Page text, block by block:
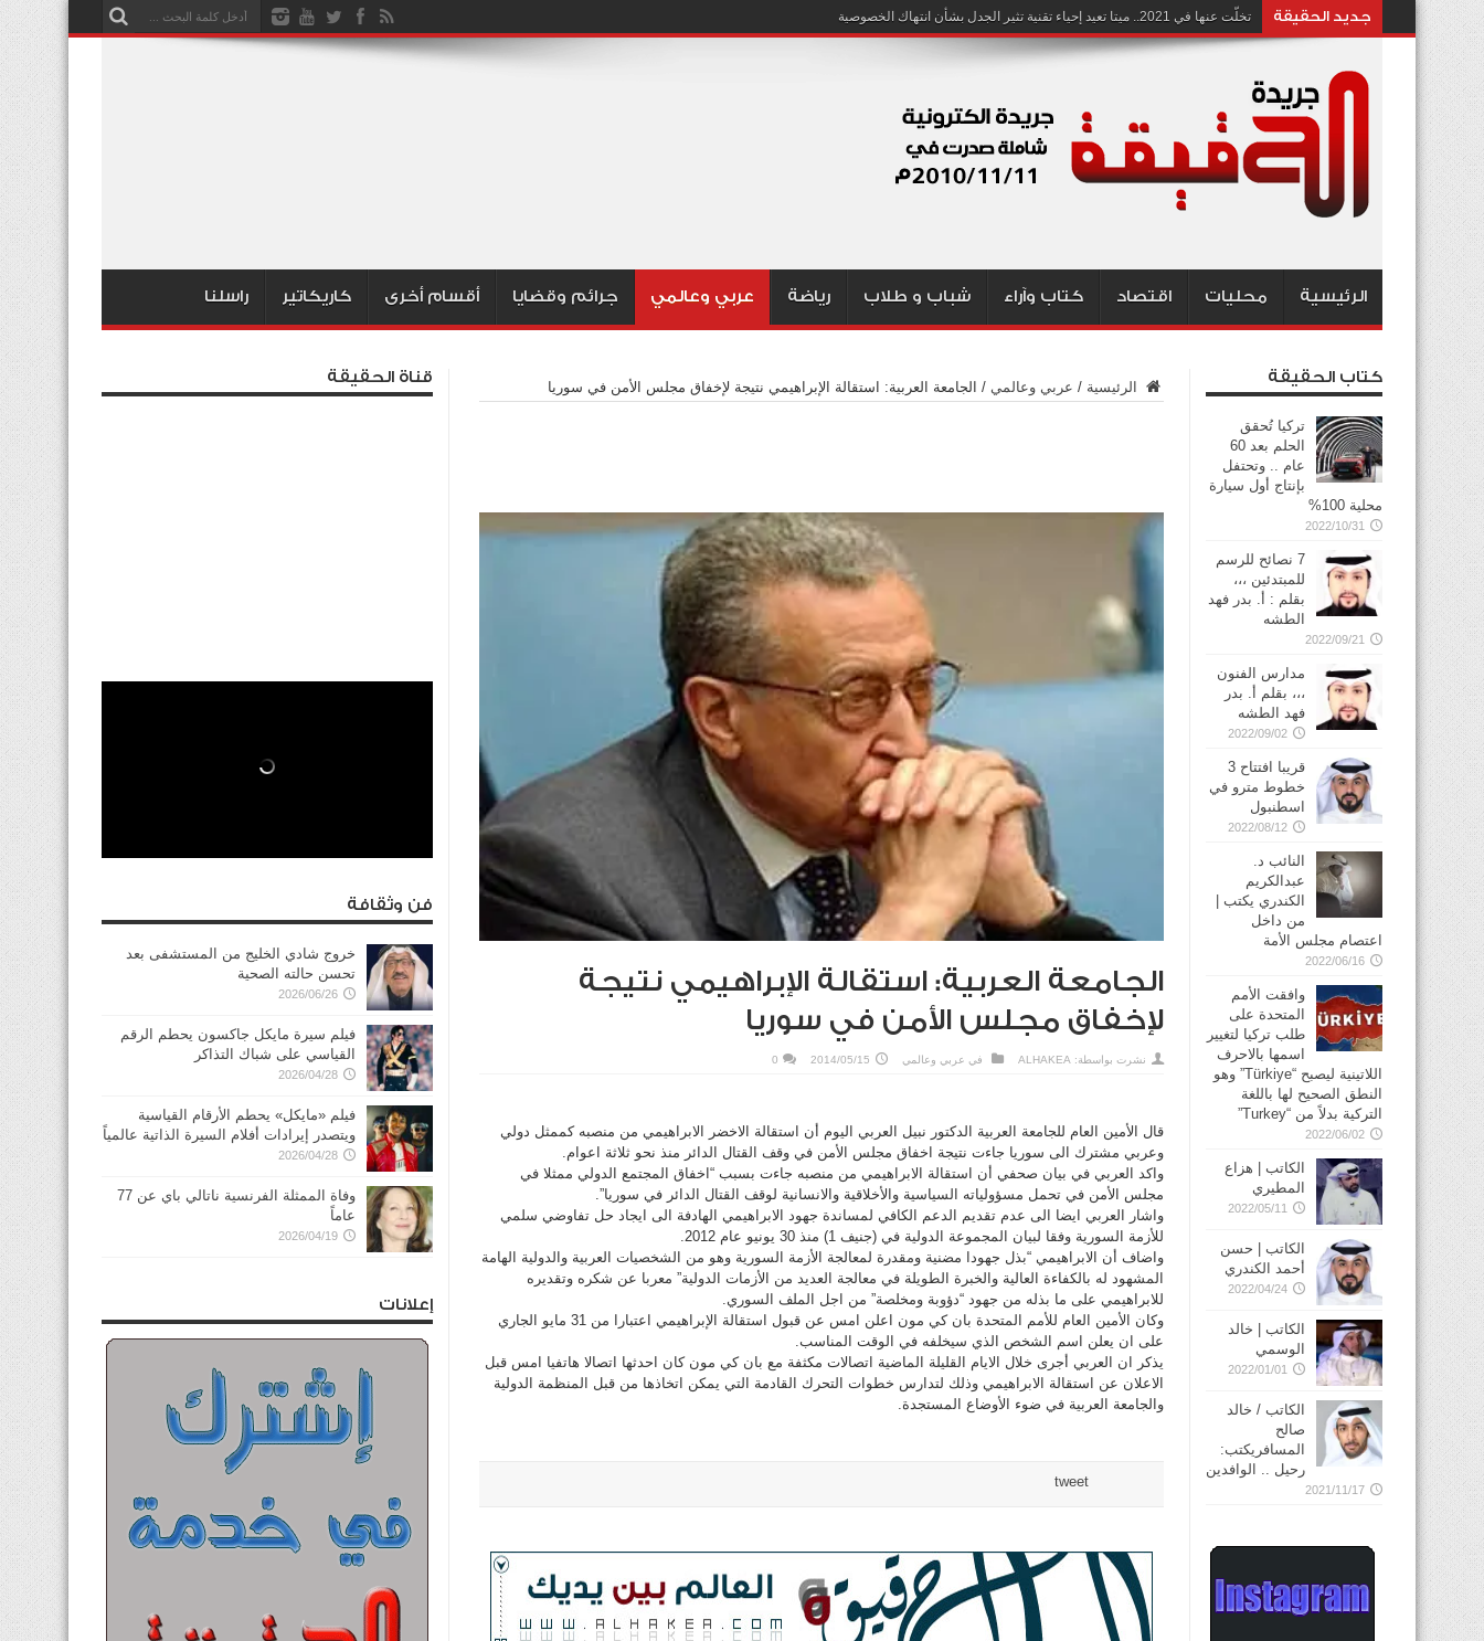
جديد الحقيقة تخلّت عنها في 2021.. ميتا تعيد إحياء تقنية تثير الجدل بشأن انتهاك الخصوصية
الرئيسية محليات اقتصاد كتاب وآراء شباب و طلاب رياضة عربي وعالمي جرائم وقضايا أقسام أخرى كاريكاتير راسلنا
الرئيسية / عربي وعالمي / الجامعة العربية: استقالة الإبراهيمي نتيجة لإخفاق مجلس الأمن في سوريا
الجامعة العربية: استقالة الإبراهيمي نتيجة
لإخفاق مجلس الأمن في سوريا
نشرت بواسطة: ALHAKEA في عربي وعالمي 2014/05/15
0
قال الأمين العام للجامعة العربية الدكتور نبيل العربي اليوم أن استقالة الاخضر الابراهيمي من منصبه كممثل دولي
وعربي مشترك الى سوريا جاءت نتيجة اخفاق مجلس الأمن في وقف القتال الدائر منذ نحو ثلاثة اعوام.
واكد العربي في بيان صحفي أن استقالة الابراهيمي من منصبه جاءت بسبب “اخفاق المجتمع الدولي ممثلا في
مجلس الأمن في تحمل مسؤولياته السياسية والأخلاقية والانسانية لوقف القتال الدائر في سوريا”.
واشار العربي ايضا الى عدم تقديم الدعم الكافي لمساندة جهود الابراهيمي الهادفة الى ايجاد حل تفاوضي سلمي
للأزمة السورية وفقا لبيان المجموعة الدولية في (جنيف 1) منذ 30 يونيو عام 2012.
واضاف أن الابراهيمي “بذل جهودا مضنية ومقدرة لمعالجة الأزمة السورية وهو من الشخصيات العربية والدولية الهامة
المشهود له بالكفاءة العالية والخبرة الطويلة في معالجة العديد من الأزمات الدولية” معربا عن شكره وتقديره
للابراهيمي على ما بذله من جهود “دؤوبة ومخلصة” من اجل الملف السوري.
وكان الأمين العام للأمم المتحدة بان كي مون اعلن امس عن قبول استقالة الإبراهيمي اعتبارا من 31 مايو الجاري
على ان يعلن اسم الشخص الذي سيخلفه في الوقت المناسب.
يذكر ان العربي أجرى خلال الايام القليلة الماضية اتصالات مكثفة مع بان كي مون كان احدثها اتصالا هاتفيا امس قبل
الاعلان عن استقالة الابراهيمي وذلك لتدارس خطوات التحرك القادمة التي يمكن اتخاذها من قبل المنظمة الدولية
والجامعة العربية في ضوء الأوضاع المستجدة.
tweet
كتاب الحقيقة
تركيا تُحقق
الحلم بعد 60
عام .. وتحتفل
بإنتاج أول سيارة
محلية 100%
2022/10/31
7 نصائح للرسم
للمبتدئين ،،،
بقلم : أ. بدر فهد
الطشه
2022/09/21
مدارس الفنون
،،، بقلم أ. بدر
فهد الطشه
2022/09/02
قريبا افتتاح 3
خطوط مترو في
2022/08/12
النائب د.
عبدالكريم
الكندري يكتب |
من داخل
اعتصام مجلس الأمة
2022/06/16
وافقت الأمم
المتحدة على
طلب تركيا لتغيير
اسمها بالاحرف
اللاتينية ليصبح “Türkiye” وهو
النطق الصحيح لها باللغة
التركية بدلاً من “Turkey”
2022/06/02
الكاتب | هزاع
المطيري
2022/05/11
الكاتب | حسن
أحمد الكندري
2022/04/24
الكاتب | خالد
الوسمي
2022/01/01
الكاتب / خالد
صالح
المسافريكتب:
رحيل .. الوافدين
2021/11/17
قناة الحقيقة
فن وثقافة
خروج شادي الخليج من المستشفى بعد
تحسن حالته الصحية
2026/06/26
فيلم سيرة مايكل جاكسون يحطم الرقم
القياسي على شباك التذاكر
2026/04/28
فيلم «مايكل» يحطم الأرقام القياسية
ويتصدر إيرادات أفلام السيرة الذاتية عالمياً
2026/04/28
وفاة الممثلة الفرنسية ناتالي باي عن 77
عاماً
2026/04/19
إعلانات